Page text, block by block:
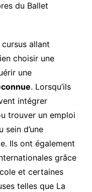
du Ballet
allant
choisir une
une
. Lorsqu’ils
intégrer
trouver un emploi
d’une
Ils ont également
grâce
et certaines
telles que La